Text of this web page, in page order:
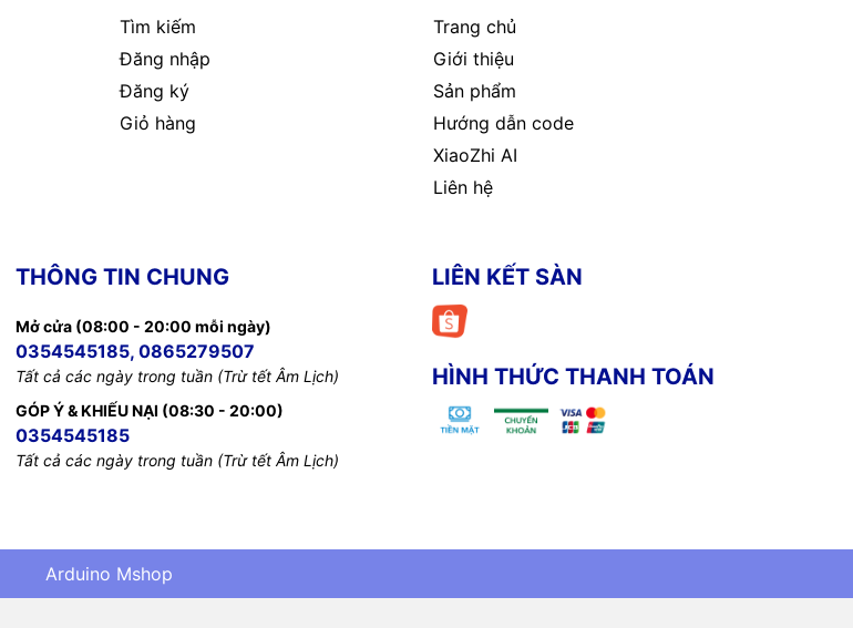
Tìm kiếm
Đăng nhập
Đăng ký
Giỏ hàng
Trang chủ
Giới thiệu
Sản phẩm
Hướng dẫn code
XiaoZhi AI
Liên hệ
THÔNG TIN CHUNG
Mở cửa (08:00 - 20:00 mỗi ngày)
0354545185, 0865279507
Tất cả các ngày trong tuần (Trừ tết Âm Lịch)
GÓP Ý & KHIẾU NẠI (08:30 - 20:00)
0354545185
Tất cả các ngày trong tuần (Trừ tết Âm Lịch)
LIÊN KẾT SÀN
HÌNH THỨC THANH TOÁN
Arduino Mshop